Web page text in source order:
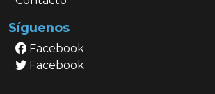
Síguenos
Facebook
Facebook